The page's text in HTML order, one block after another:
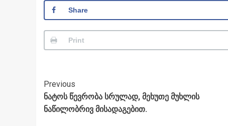
Share
Print
Post
Navigation
Previous
ნატოს წევრობა სრულად, მეხუთე მუხლის
ნაწილობრივ მისადაგებით.